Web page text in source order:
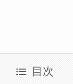
目次